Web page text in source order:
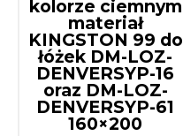
kolorze ciemnym
materiał
KINGSTON 99 do
łóżek DM-LOZ-
DENVERSYP-16
oraz DM-LOZ-
DENVERSYP-61
160×200